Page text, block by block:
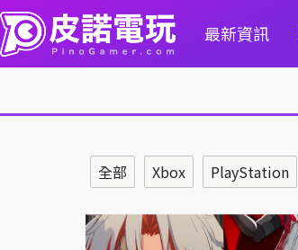
最新資訊
全部 Xbox PlayStation